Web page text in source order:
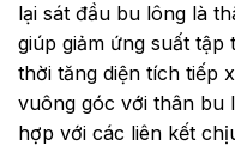
lại sát đầu bu lông là
giúp giảm ứng suất
thời tăng diện tích tiếp
vuông góc với thân bu
hợp với các liên kết